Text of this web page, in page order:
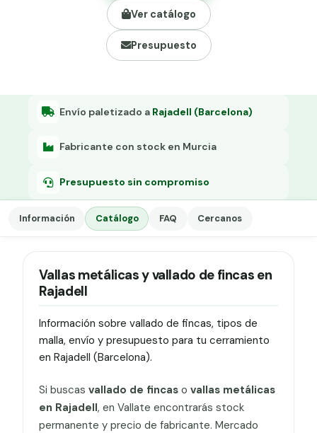
Grapa malla H.
Grapadora
Tensor galvanizado
Ver catálogo
Presupuesto
Envío paletizado a Rajadell (Barcelona)
Fabricante con stock en Murcia
Presupuesto sin compromiso
Información Catálogo FAQ Cercanos
Vallas metálicas y vallado de fincas en
Rajadell
Información sobre vallado de fincas, tipos de
malla, envío y presupuesto para tu cerramiento
en Rajadell (Barcelona).
Si buscas vallado de fincaso vallas metálicas
en Rajadell, en Vallate encontrarás stock
permanente y precio de fabricante. Mercado